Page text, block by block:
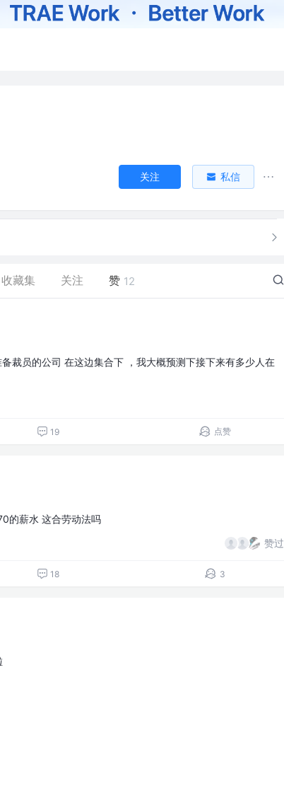
关注 私信
收藏集 关注 赞 12
裁员的公司 在这边集合下 ，我大概预测下接下来有多少人在
19 点赞
的薪水 这合劳动法吗
赞过
18 3